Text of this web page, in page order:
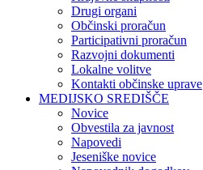
Drugi organi
Občinski proračun
Participativni proračun
Razvojni dokumenti
Lokalne volitve
Kontakti občinske uprave
MEDIJSKO SREDIŠČE
Novice
Obvestila za javnost
Napovedi
Jeseniške novice